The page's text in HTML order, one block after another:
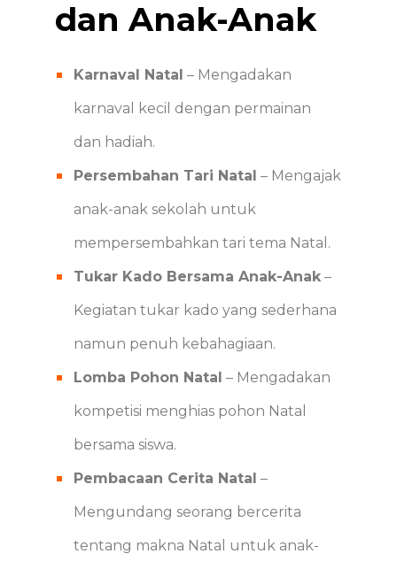
dan Anak-Anak
Karnaval Natal – Mengadakan
karnaval kecil dengan permainan
dan hadiah.
Persembahan Tari Natal – Mengajak
anak-anak sekolah untuk
mempersembahkan tari tema Natal.
Tukar Kado Bersama Anak-Anak –
Kegiatan tukar kado yang sederhana
namun penuh kebahagiaan.
Lomba Pohon Natal – Mengadakan
kompetisi menghias pohon Natal
bersama siswa.
Pembacaan Cerita Natal –
Mengundang seorang bercerita
tentang makna Natal untuk anak-